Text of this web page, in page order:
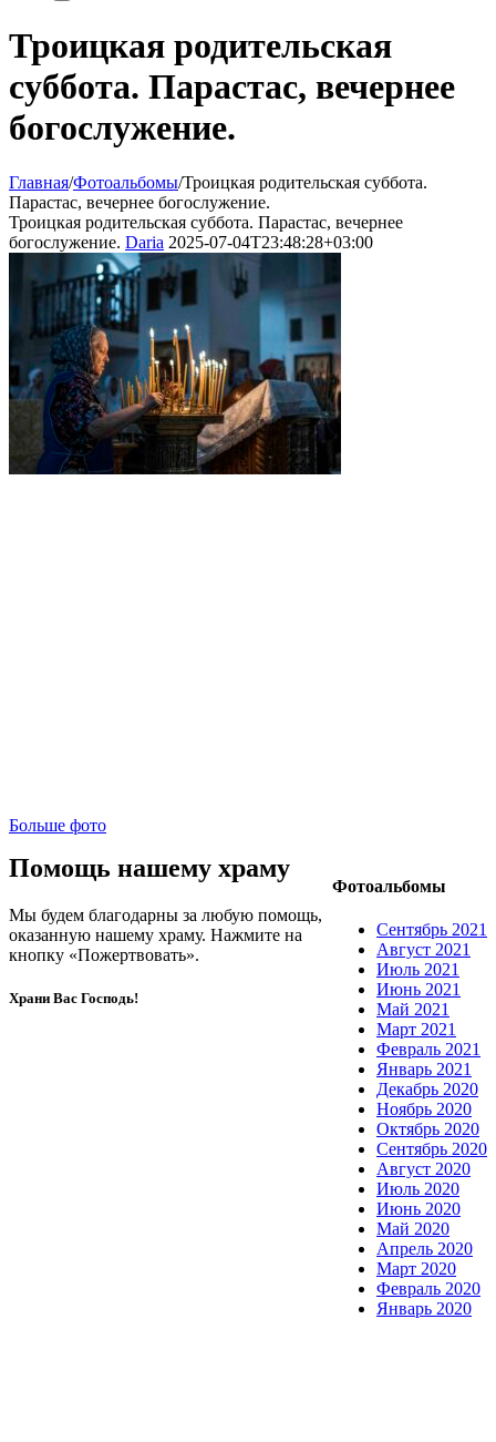
Троицкая родительская
суббота. Парастас, вечернее
богослужение.
Главная/Фотоальбомы/Троицкая родительская суббота.
Парастас, вечернее богослужение.
Троицкая родительская суббота. Парастас, вечернее
богослужение. Daria 2025-07-04T23:48:28+03:00
Больше фото
Фотоальбомы
Сентябрь 2021
Август 2021
Июль 2021
Июнь 2021
Май 2021
Март 2021
Февраль 2021
Январь 2021
Декабрь 2020
Ноябрь 2020
Октябрь 2020
Сентябрь 2020
Август 2020
Июль 2020
Июнь 2020
Май 2020
Апрель 2020
Март 2020
Февраль 2020
Январь 2020
Помощь нашему храму
Мы будем благодарны за любую помощь,
оказанную нашему храму. Нажмите на
кнопку «Пожертвовать».
Храни Вас Господь!